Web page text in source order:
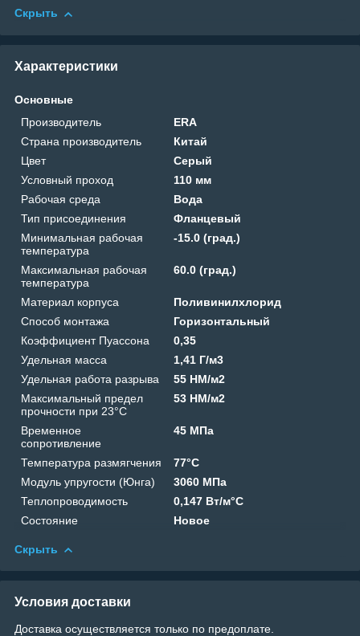
Скрыть
Характеристики
Основные
Производитель
ERA
Страна производитель
Китай
Цвет
Серый
Условный проход
110 мм
Рабочая среда
Вода
Тип присоединения
Фланцевый
Минимальная рабочая
температура
-15.0 (град.)
Максимальная рабочая
температура
60.0 (град.)
Материал корпуса
Поливинилхлорид
Способ монтажа
Горизонтальный
Коэффициент Пуассона
0,35
Удельная масса
1,41 Г/м3
Удельная работа разрыва
55 HM/м2
Максимальный предел
прочности при 23°C
53 HM/м2
Временное
сопротивление
45 МПа
Температура размягчения
77°C
Модуль упругости (Юнга)
3060 МПа
Теплопроводимость
0,147 Вт/м°C
Состояние
Новое
Скрыть
Условия доставки
Доставка осуществляется только по предоплате.